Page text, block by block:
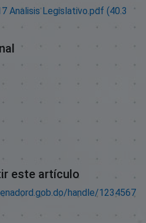
Analisis Legislativo.pdf (40.3
este artículo
handle/1234567